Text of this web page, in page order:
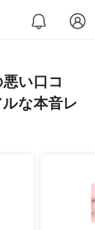
い口コ
な本音レ